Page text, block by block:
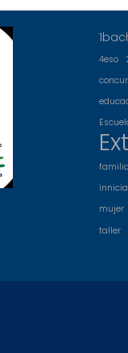
4eso
familia
innicia
mujer
taller